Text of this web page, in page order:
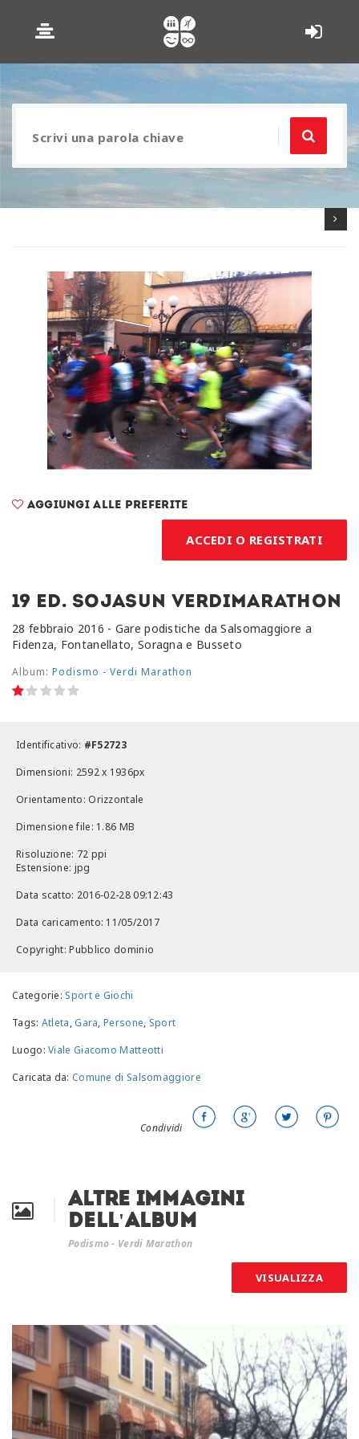
Aggiungi alle preferite
ACCEDI O REGISTRATI
19 ed. Sojasun Verdimarathon
28 febbraio 2016 - Gare podistiche da Salsomaggiore a
Fidenza, Fontanellato, Soragna e Busseto
Album: Podismo - Verdi Marathon
Identificativo: #F52723
Dimensioni: 2592 x 1936px
Orientamento: Orizzontale
Dimensione file: 1.86 MB
Risoluzione: 72 ppi
Estensione: jpg
Data scatto: 2016-02-28 09:12:43
Data caricamento: 11/05/2017
Copyright: Pubblico dominio
Categorie: Sport e Giochi
Tags: Atleta,Gara,Persone, Sport
Luogo:Viale Giacomo Matteotti
Caricata da: Comune di Salsomaggiore
Condividi
Altre immagini
dell'album
Podismo - Verdi Marathon
VISUALIZZA